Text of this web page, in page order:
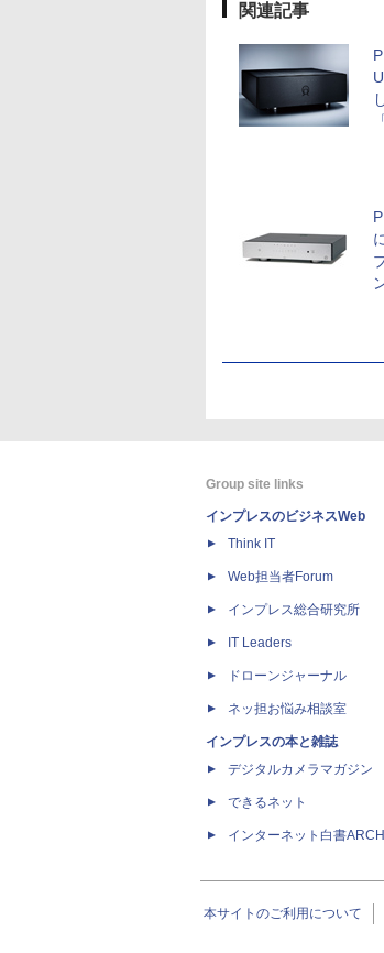
関連記事
Group site links
インプレスのビジネスWeb
Think IT
Web担当者Forum
インプレス総合研究所
IT Leaders
ドローンジャーナル
ネッ担お悩み相談室
インプレスの本と雑誌
デジタルカメラマガジン
できるネット
インターネット白書
本サイトのご利用について